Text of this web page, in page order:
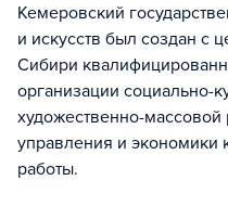
Кемеровский
и искусств был создан с
Сибири
организации социально-
художественно-массовой
управления и экономики
работы.